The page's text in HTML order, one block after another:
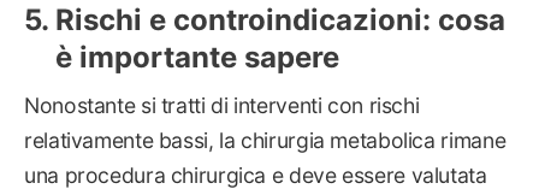
Rischi e controindicazioni: cosa
è importante sapere
Nonostante si tratti di interventi con rischi
relativamente bassi, la chirurgia metabolica rimane
una procedura chirurgica e deve essere valutata